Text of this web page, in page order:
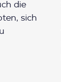
die
sich